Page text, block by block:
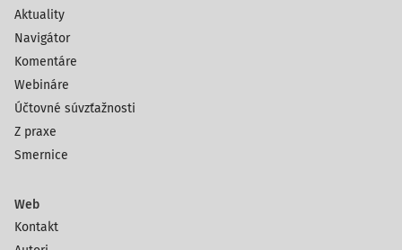
Aktuality
Navigátor
Komentáre
Webináre
Účtovné súvzťažnosti
Z praxe
Smernice
Web
Kontakt